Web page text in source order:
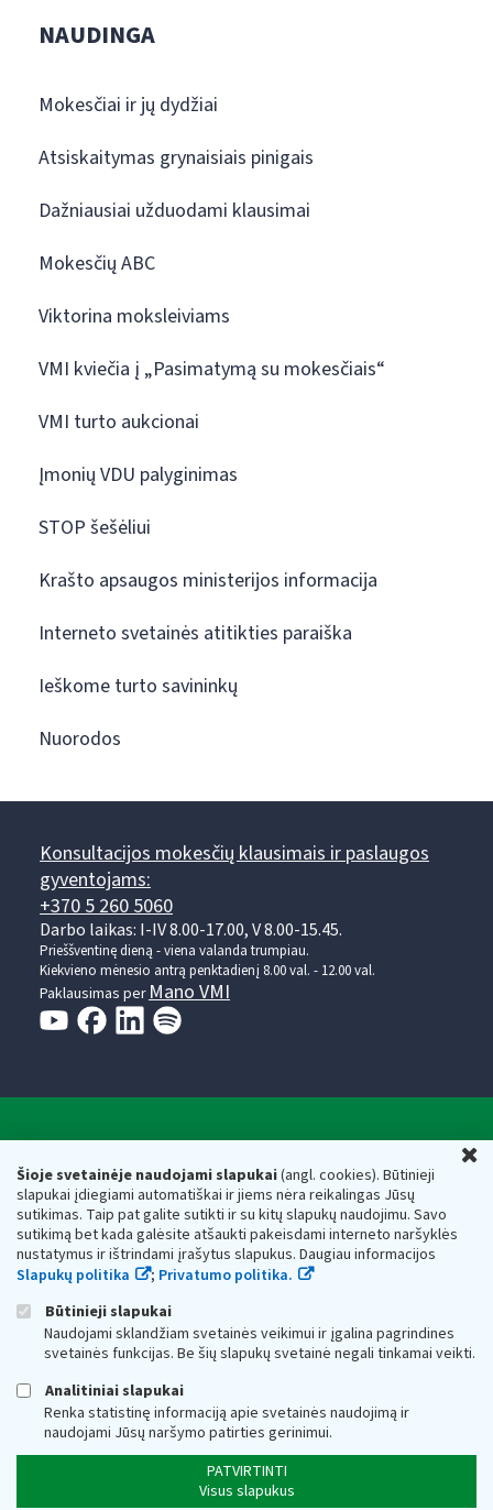
Šioje svetainėje naudojami slapukai(angl. cookies). Būtinieji
slapukai įdiegiami automatiškai ir jiems nėra reikalingas Jūsų
sutikimas. Taip pat galite sutikti ir su kitų slapukų naudojimu. Savo
sutikimą bet kada galėsite atšaukti pakeisdami interneto naršyklės
nustatymus ir ištrindami įrašytus slapukus. Daugiau informacijos
Slapukų politika
; Privatumo politika.
Būtinieji slapukai
Naudojami sklandžiam svetainės veikimui ir įgalina pagrindines
svetainės funkcijas. Be šių slapukų svetainė negali tinkamai veikti.
Analitiniai slapukai
Renka statistinę informaciją apie svetainės naudojimą ir
naudojami Jūsų naršymo patirties gerinimui.
PATVIRTINTI
Visus slapukus
NAUDINGA
Mokesčiai ir jų dydžiai
Atsiskaitymas grynaisiais pinigais
Dažniausiai užduodami klausimai
Mokesčių ABC
Viktorina moksleiviams
VMI kviečia į „Pasimatymą su mokesčiais“
VMI turto aukcionai
Įmonių VDU palyginimas
STOP šešėliui
Krašto apsaugos ministerijos informacija
Interneto svetainės atitikties paraiška
Ieškome turto savininkų
Nuorodos
Konsultacijos mokesčių klausimais ir paslaugos
gyventojams:
+370 5 260 5060
Darbo laikas: I-IV 8.00-17.00, V 8.00-15.45.
Prieššventinę dieną - viena valanda trumpiau.
Kiekvieno mėnesio antrą penktadienį 8.00 val. - 12.00 val.
Paklausimas per Mano VMI
Respublikos finansų ministerijos
Biudžetinė įstaiga. Juridinio asmens kodas — 188659752,
adresas: Vasario 16-osios g. 14, 01107 Vilnius, Lietuva, el.paštas:
vmi@vmi.lt, E. pristatymo dėžutės adresas 188659752
Duomenys apie Valstybinę mokesčių inspekciją prie Lietuvos
Respublikos finansų ministerijos kaupiami ir saugomi Juridinių